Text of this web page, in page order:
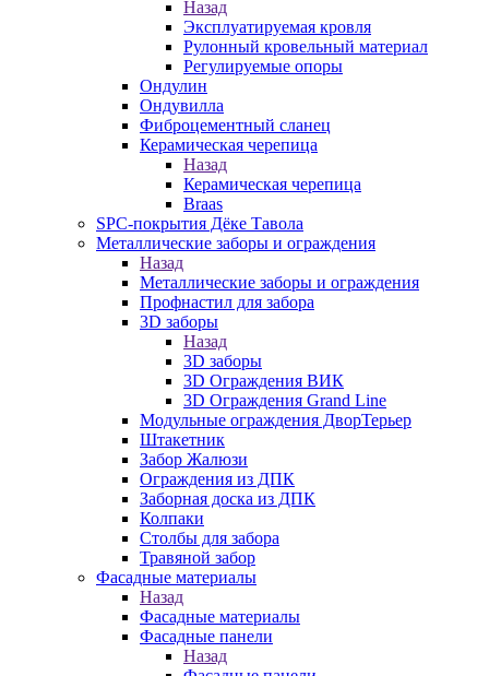
Назад
Эксплуатируемая кровля
Рулонный кровельный материал
Регулируемые опоры
Ондулин
Ондувилла
Фиброцементный сланец
Керамическая черепица
Назад
Керамическая черепица
Braas
SPC-покрытия Дёке Тавола
Металлические заборы и ограждения
Назад
Металлические заборы и ограждения
Профнастил для забора
3D заборы
Назад
3D заборы
3D Ограждения ВИК
3D Ограждения Grand Line
Модульные ограждения ДворТерьер
Штакетник
Забор Жалюзи
Ограждения из ДПК
Заборная доска из ДПК
Колпаки
Столбы для забора
Травяной забор
Фасадные материалы
Назад
Фасадные материалы
Фасадные панели
Назад